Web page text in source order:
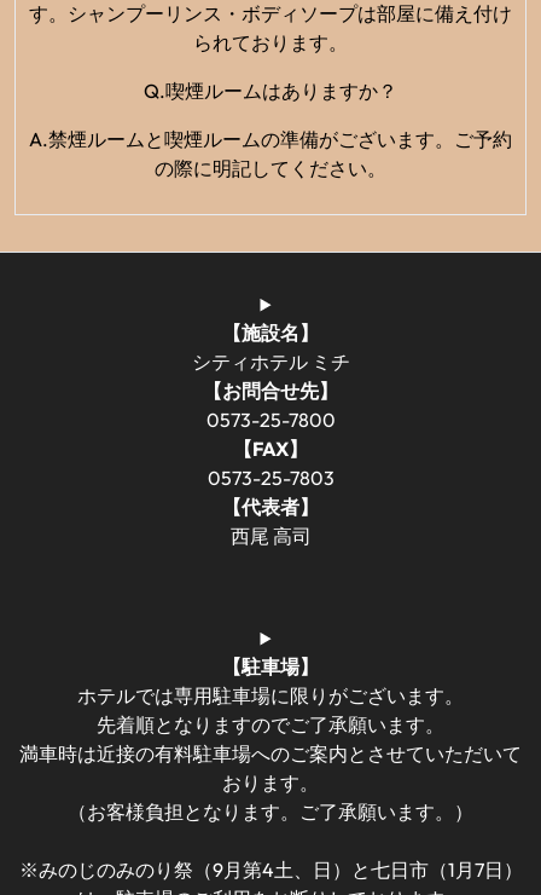
す。シャンプーリンス・ボディソープは部屋に備え付け
られております。
Q.喫煙ルームはありますか？
A.禁煙ルームと喫煙ルームの準備がございます。ご予約
の際に明記してください。
【施設名】
シティホテル ミチ
【お問合せ先】
0573-25-7800
【FAX】
0573-25-7803
【代表者】
西尾 高司
【駐車場】
ホテルでは専用駐車場に限りがございます。
先着順となりますのでご了承願います。
満車時は近接の有料駐車場へのご案内とさせていただいて
おります。
（お客様負担となります。ご了承願います。）
※みのじのみのり祭（9月第4土、日）と七日市（1月7日）